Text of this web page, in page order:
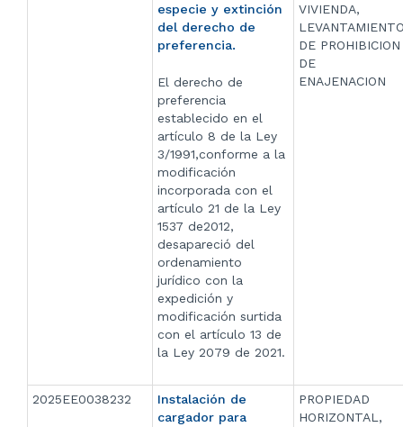
especie y extinción
del derecho de
preferencia.
El derecho de
preferencia
establecido en el
artículo 8 de la Ley
3/1991,conforme a la
modificación
incorporada con el
artículo 21 de la Ley
1537 de2012,
desapareció del
ordenamiento
jurídico con la
expedición y
modificación surtida
con el artículo 13 de
la Ley 2079 de 2021.
VIVIENDA,
DE PROHIBICION
DE
ENAJENACION
2025EE0038232
Instalación de
cargador para
PROPIEDAD
HORIZONTAL,